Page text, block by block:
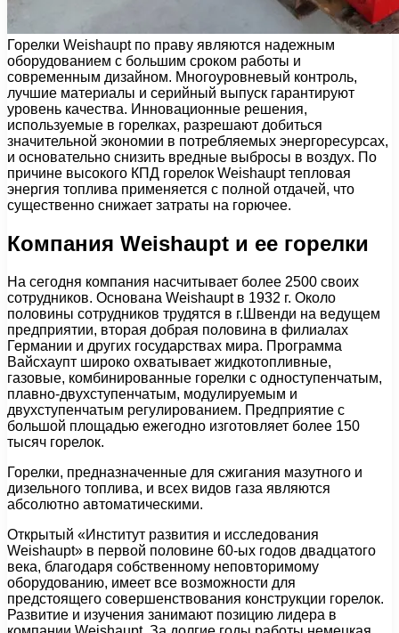
Горелки Weishaupt по праву являются надежным
оборудованием с большим сроком работы и
современным дизайном. Многоуровневый контроль,
лучшие материалы и серийный выпуск гарантируют
уровень качества. Инновационные решения,
используемые в горелках, разрешают добиться
значительной экономии в потребляемых энергоресурсах,
и основательно снизить вредные выбросы в воздух. По
причине высокого КПД горелок Weishaupt тепловая
энергия топлива применяется с полной отдачей, что
существенно снижает затраты на горючее.
Компания Weishaupt и ее горелки
На сегодня компания насчитывает более 2500 своих
сотрудников. Основана Weishaupt в 1932 г. Около
половины сотрудников трудятся в г.Швенди на ведущем
предприятии, вторая добрая половина в филиалах
Германии и других государствах мира. Программа
Вайсхаупт широко охватывает жидкотопливные,
газовые, комбинированные горелки с одноступенчатым,
плавно-двухступенчатым, модулируемым и
двухступенчатым регулированием. Предприятие с
большой площадью ежегодно изготовляет более 150
тысяч горелок.
Горелки, предназначенные для сжигания мазутного и
дизельного топлива, и всех видов газа являются
абсолютно автоматическими.
Открытый «Институт развития и исследования
Weishaupt» в первой половине 60-ых годов двадцатого
века, благодаря собственному неповторимому
оборудованию, имеет все возможности для
предстоящего совершенствования конструкции горелок.
Развитие и изучения занимают позицию лидера в